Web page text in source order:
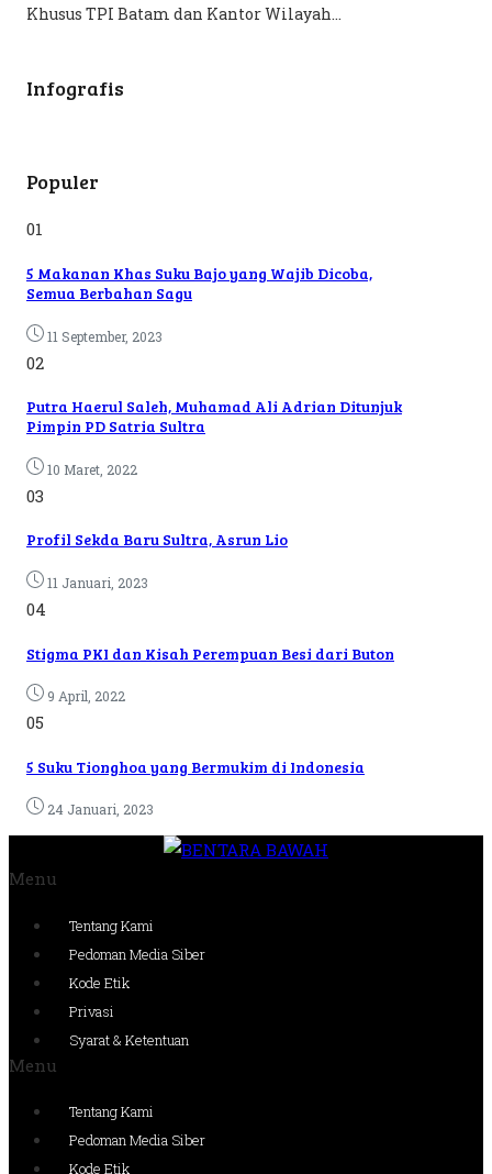
Khusus TPI Batam dan Kantor Wilayah...
Infografis
Populer
01
5 Makanan Khas Suku Bajo yang Wajib Dicoba,
Semua Berbahan Sagu
11 September, 2023
02
Putra Haerul Saleh, Muhamad Ali Adrian Ditunjuk
Pimpin PD Satria Sultra
10 Maret, 2022
03
Profil Sekda Baru Sultra, Asrun Lio
11 Januari, 2023
04
Stigma PKI dan Kisah Perempuan Besi dari Buton
9 April, 2022
05
5 Suku Tionghoa yang Bermukim di Indonesia
24 Januari, 2023
Menu
Tentang Kami
Pedoman Media Siber
Kode Etik
Privasi
Syarat & Ketentuan
Menu
Tentang Kami
Pedoman Media Siber
Kode Etik